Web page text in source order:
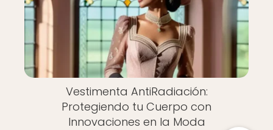
Vestimenta AntiRadiación:
Protegiendo tu Cuerpo con
Innovaciones en la Moda